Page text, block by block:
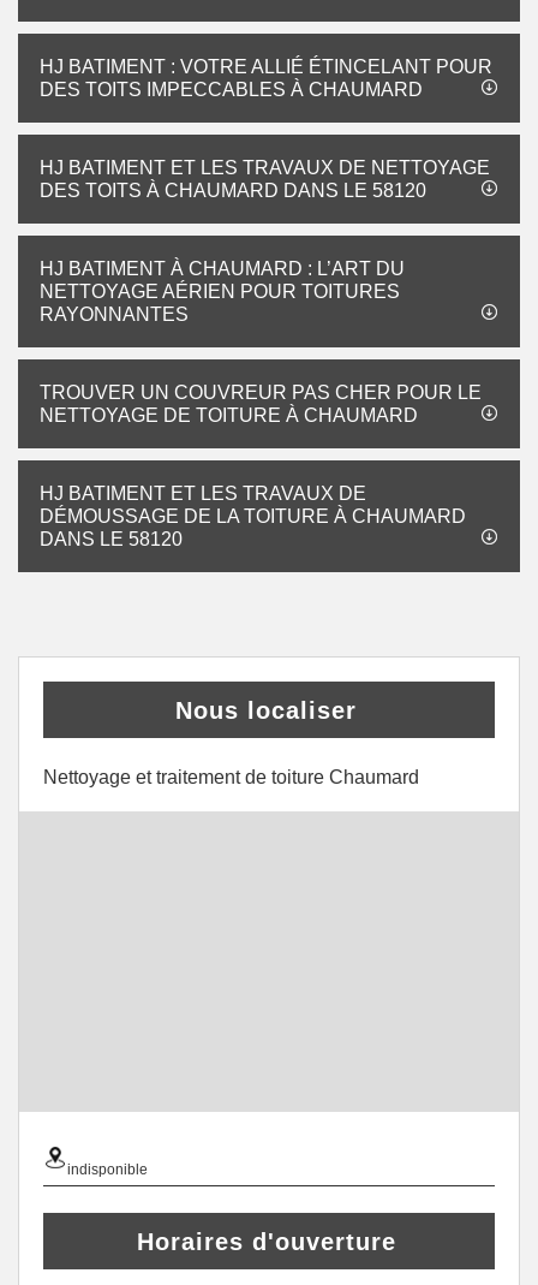
HJ BATIMENT : VOTRE ALLIÉ ÉTINCELANT POUR
DES TOITS IMPECCABLES À CHAUMARD
HJ BATIMENT ET LES TRAVAUX DE NETTOYAGE
DES TOITS À CHAUMARD DANS LE 58120
HJ BATIMENT À CHAUMARD : L’ART DU
NETTOYAGE AÉRIEN POUR TOITURES
RAYONNANTES
TROUVER UN COUVREUR PAS CHER POUR LE
NETTOYAGE DE TOITURE À CHAUMARD
HJ BATIMENT ET LES TRAVAUX DE
DÉMOUSSAGE DE LA TOITURE À CHAUMARD
DANS LE 58120
Nous localiser
Nettoyage et traitement de toiture Chaumard
indisponible
Horaires d'ouverture